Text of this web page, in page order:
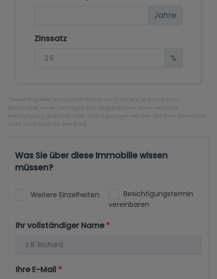
Jahre
Zinssatz
%
*Diese Angaben sind vorbehaltlich von Irrtümern und sind nicht
Bestandteil eines Vertrages. Das Angebot kann ohne vorherige
Ankündigung geändert oder zurückgezogen werden. Der Preis beinhaltet
nicht die Kosten für den Kauf.
Was Sie über diese Immobilie wissen
müssen?
Weitere Einzelheiten
Besichtigungstermin
vereinbaren
Ihr vollständiger Name*
Ihre E-Mail *